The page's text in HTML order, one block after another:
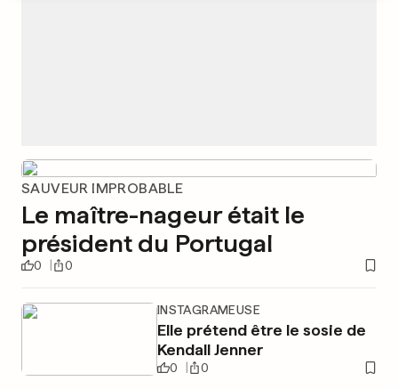
SAUVEUR IMPROBABLE
Le maître-nageur était le
président du Portugal
0 0
INSTAGRAMEUSE
Elle prétend être le sosie de
Kendall Jenner
0 0